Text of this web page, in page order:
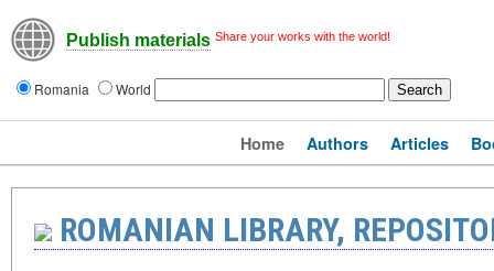
Publish materials Share your works with the world!
Romania World
Home Authors Articles
ROMANIAN LIBRARY,